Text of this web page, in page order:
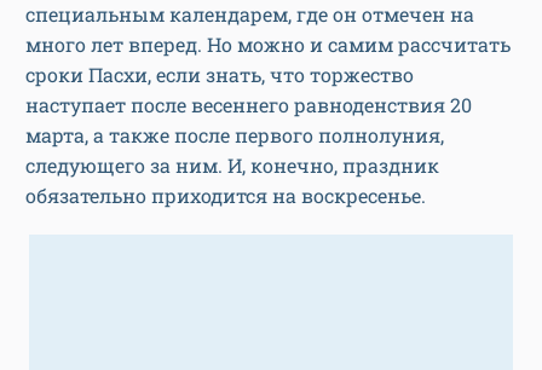
специальным календарем, где он отмечен на
много лет вперед. Но можно и самим рассчитать
сроки Пасхи, если знать, что торжество
наступает после весеннего равноденствия 20
марта, а также после первого полнолуния,
следующего за ним. И, конечно, праздник
обязательно приходится на воскресенье.